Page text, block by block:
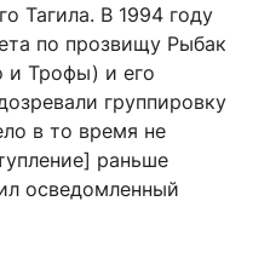
Тагила. В 1994 году
по прозвищу Рыбак
и Трофы) и его
группировку
в то время не
раньше
осведомленный